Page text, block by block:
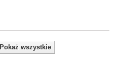
Pokaż wszystkie